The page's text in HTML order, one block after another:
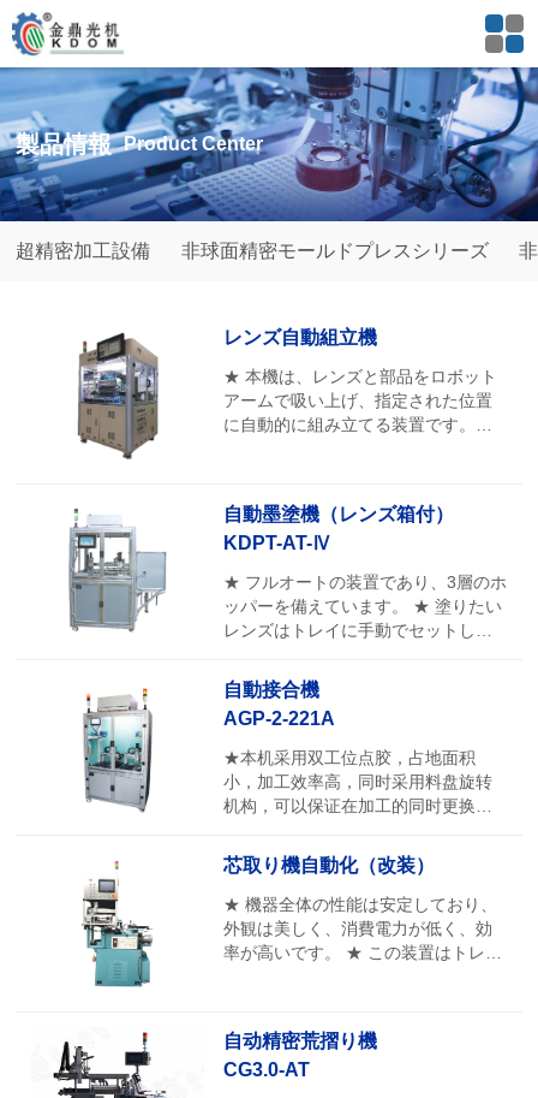
製品情報 Product Center
超精密加工設備 非球面精密モールドプレスシリーズ
レンズ自動組立機
★ 本機は、レンズと部品をロボット
アームで吸い上げ、指定された位置
に自動的に組み立てる装置です。組
画像処理して、プラスチックの注ぎ
口を検出し、角度を補正して組み立
てを行います。パッケージボックス
の交換はオペレーターによって行わ
れます。
自動墨塗機（レンズ箱付）
KDPT-AT-Ⅳ
★ フルオートの装置であり、3層のホ
ッパーを備えています。 ★ 塗りたい
レンズはトレイに手動でセットし、
す。
自動接合機
AGP-2-221A
★本机采用双工位点胶，占地面积
小，加工效率高，同时采用料盘旋转
机构，可以保证在加工的同时更换料
胶针筒也采用密封结构，确保胶水长
时间使用不变质，且胶水余量不足时
有提醒添加功能。
芯取り機自動化（改装）
★ 機器全体の性能は安定しており、
外観は美しく、消費電力が低く、効
率が高いです。 ★ この装置はトレイ
自动精密荒摺り機
CG3.0-AT